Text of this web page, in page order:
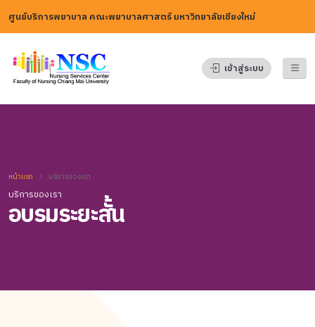
ศูนย์บริการพยาบาล คณะพยาบาลศาสตร์ มหาวิทยาลัยเชียงใหม่
เข้าสู่ระบบ
บริการของเรา
อบรมระยะสั้น
หน้าแรก บริการของเรา